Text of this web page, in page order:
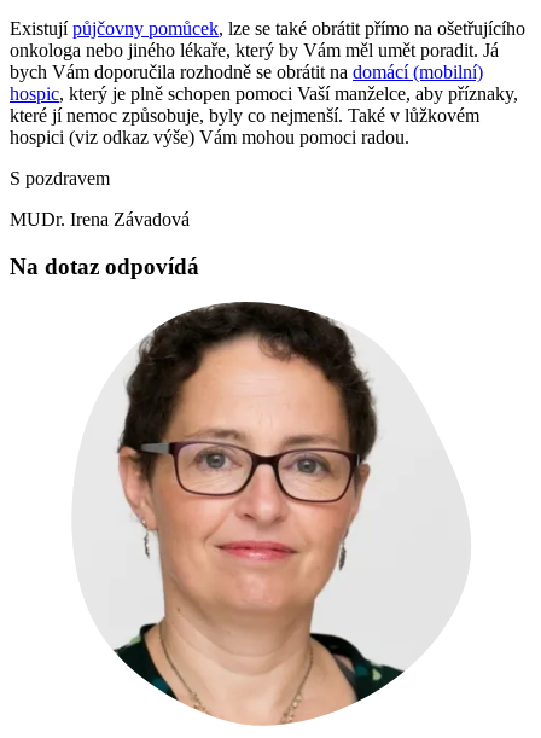
Existujípůjčovny pomůcek, lze se také obrátit přímo na ošetřujícího
onkologa nebo jiného lékaře, který by Vám měl umět poradit. Já
bych Vám doporučila rozhodně se obrátit na domácí (mobilní)
hospic, který je plně schopen pomoci Vaší manželce, aby příznaky,
které jí nemoc způsobuje, byly co nejmenší. Také v lůžkovém
hospici (viz odkaz výše) Vám mohou pomoci radou.
S pozdravem
MUDr. Irena Závadová
Na dotaz odpovídá